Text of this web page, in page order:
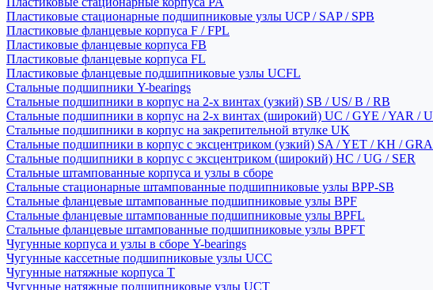
Пластиковые стационарные подшипниковые узлы UCP / SAP / SPB
Пластиковые фланцевые корпуса F / FPL
Пластиковые фланцевые корпуса FB
Пластиковые фланцевые корпуса FL
Пластиковые фланцевые подшипниковые узлы UCFL
Стальные подшипники Y-bearings
Стальные подшипники в корпус на 2-х винтах (узкий) SB / US/ B / RB
Стальные подшипники в корпус на 2-х винтах (широкий) UC / GYE / YAR /
Стальные подшипники в корпус на закрепительной втулке UK
Стальные подшипники в корпус с эксцентриком (узкий) SA / YET / KH /
Стальные подшипники в корпус с эксцентриком (широкий) HC / UG / SER
Стальные штампованные корпуса и узлы в сборе
Стальные стационарные штампованные подшипниковые узлы BPP-SB
Стальные фланцевые штампованные подшипниковые узлы BPF
Стальные фланцевые штампованные подшипниковые узлы BPFL
Стальные фланцевые штампованные подшипниковые узлы BPFT
Чугунные корпуса и узлы в сборе Y-bearings
Чугунные кассетные подшипниковые узлы UCC
Чугунные натяжные корпуса T
Чугунные натяжные подшипниковые узлы UCT